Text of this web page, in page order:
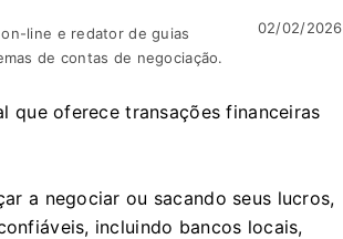
line e redator de guias
de contas de negociação.
02/02/2026
que oferece transações financeiras
a negociar ou sacando seus lucros,
incluindo bancos locais,